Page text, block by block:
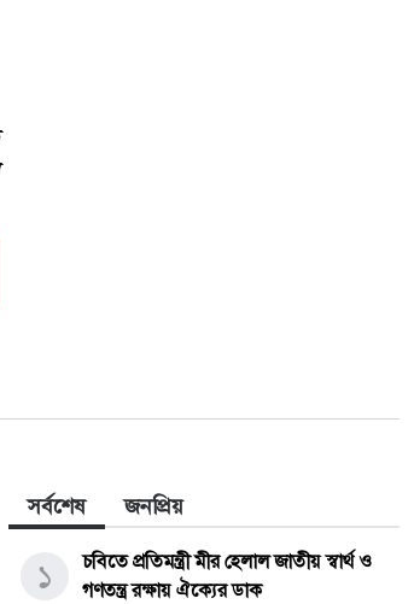
সর্বশেষ জনপ্রিয়
১
চবিতে প্রতিমন্ত্রী মীর হেলাল জাতীয় স্বার্থ ও
গণতন্ত্র রক্ষায় ঐক্যের ডাক